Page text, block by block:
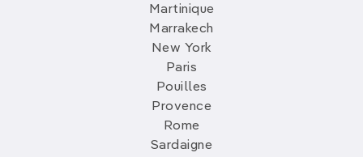
Martinique
Marrakech
New York
Paris
Pouilles
Provence
Rome
Sardaigne